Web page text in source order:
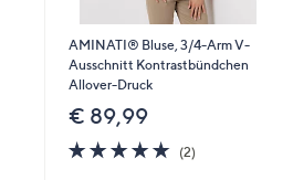
AMINATI® Bluse, 3/4-Arm V-
Ausschnitt Kontrastbündchen
Allover-Druck
€ 89,99
5.0
von
(2)2